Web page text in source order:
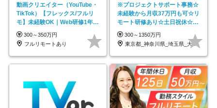
動画クリエイター（YouTube・
TikTok）【フレックス/フルリ
モ】未経験OK｜Web研修1年間
｜副業OK
300～350万円
フルリモートあり
※プロジェクトサポート事務☆
未経験から月収37万円も可☆リ
モート研修あり☆土日祝休☆20
代～30代活躍/b
300～1350万円
東京都_神奈川県_埼玉県_大阪府_愛知県…